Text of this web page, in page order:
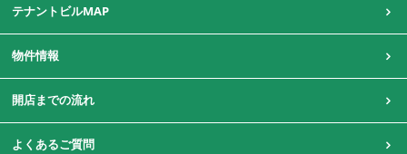
テナントビルMAP
物件情報
開店までの流れ
よくあるご質問